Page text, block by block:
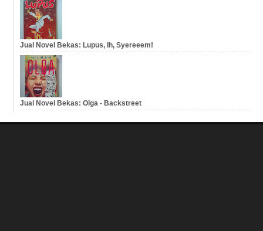
Jual Novel Bekas: Lupus, Ih, Syereeem!
Jual Novel Bekas: Olga - Backstreet